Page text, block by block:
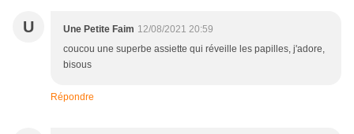
U Une Petite Faim 12/08/2021 20:59
coucou une superbe assiette qui réveille les papilles, j'adore,
bisous
Répondre